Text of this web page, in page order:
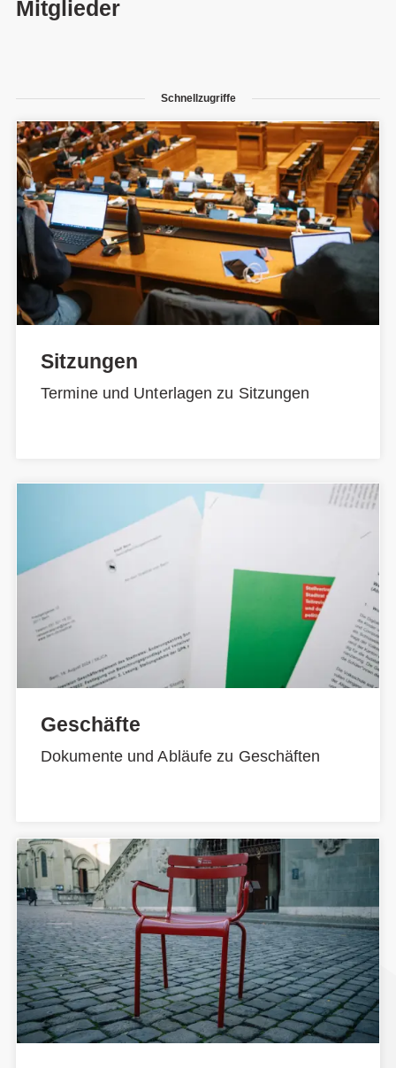
Mitglieder
Schnellzugriffe
Sitzungen
Termine und Unterlagen zu Sitzungen
Geschäfte
Dokumente und Abläufe zu Geschäften